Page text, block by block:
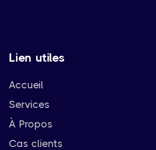
Lien utiles
Accueil
Services
À Propos
Cas clients